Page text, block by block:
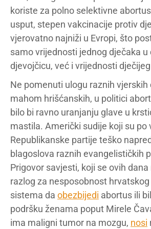
koriste za polno selektivne
usput, stepen vakcinacije protiv
vjerovatno najniži u Evropi, što
samo vrijednosti jednog dječaka u
djevojčicu, već i vrijednosti
Ne pomenuti ulogu raznih vjerskih
mahom hrišćanskih, u politici
bilo bi ravno uranjanju glave u
mastila. Američki sudije koji su po
Republikanske partije teško
blagoslova raznih evangelističkih
Prigovor savjesti, koji se ovih
razlog za nesposobnost
sistema da obezbijedi abortus ili
podršku ženama poput Mirele
ima maligni tumor na mozgu, nosi